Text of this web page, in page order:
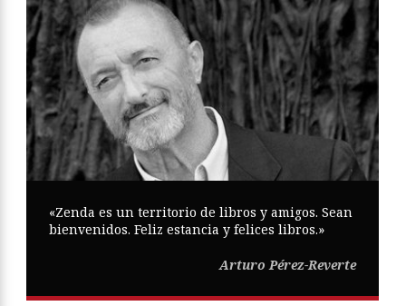
«Zenda es un territorio de libros y amigos. Sean
bienvenidos. Feliz estancia y felices libros.»
Arturo Pérez-Reverte